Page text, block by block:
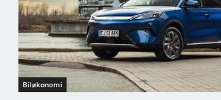
Biløkonomi